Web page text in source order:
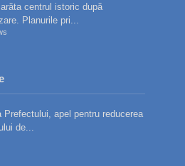
centrul istoric după
Planurile pri...
Prefectului, apel pentru reducerea
de...